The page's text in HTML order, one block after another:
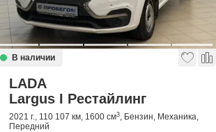
В наличии
LADA
Largus I Рестайлинг
2021 г., 110 107 км, 1600 см3, Бензин, Механика,
Передний